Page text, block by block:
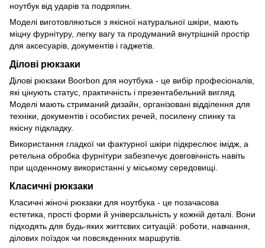
ноутбук від ударів та подряпин.
Моделі виготовляються з якісної натуральної шкіри, мають
міцну фурнітуру, легку вагу та продуманий внутрішній простір
для аксесуарів, документів і гаджетів.
Ділові рюкзаки
Ділові рюкзаки Boorbon для ноутбука - це вибір професіоналів,
які цінують статус, практичність і презентабельний вигляд.
Моделі мають стриманий дизайн, організовані відділення для
техніки, документів і особистих речей, посилену спинку та
якісну підкладку.
Використання гладкої чи фактурної шкіри підкреслює імідж, а
ретельна обробка фурнітури забезпечує довговічність навіть
при щоденному використанні у міському середовищі.
Класичні рюкзаки
Класичні жіночі рюкзаки для ноутбука - це позачасова
естетика, прості форми й універсальність у кожній деталі. Вони
підходять для будь-яких життєвих ситуацій: роботи, навчання,
ділових поїздок чи повсякденних маршрутів.